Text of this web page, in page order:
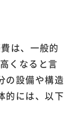
は、一般的
くなると言
の設備や構造
的には、以下